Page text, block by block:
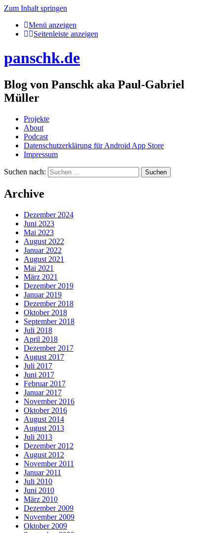
Zum Inhalt springen
Menü anzeigen
Seitenleiste anzeigen
panschk.de
Blog von Panschk aka Paul-Gabriel
Müller
Projekte
About
Podcast
Datenschutzerklärung für Android App Store
Impressum
Suchen nach:
Archive
Dezember 2024
Juni 2023
Mai 2023
August 2022
Januar 2022
August 2021
Mai 2021
März 2021
Dezember 2019
Januar 2019
Dezember 2018
Oktober 2018
September 2018
Juli 2018
April 2018
Dezember 2017
August 2017
Juli 2017
Juni 2017
Februar 2017
Januar 2017
November 2016
Oktober 2016
August 2014
August 2013
Juli 2013
Dezember 2012
August 2012
November 2011
Januar 2011
Juli 2010
Juni 2010
März 2010
Dezember 2009
November 2009
Oktober 2009